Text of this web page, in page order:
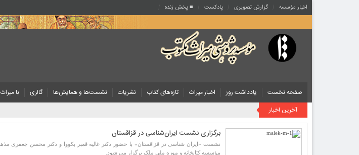
اخبار مؤسسه گزارش تصویری پادکست‌ ■ پخش زنده
صفحه نخست یادداشت روز اخبار میراث تازه‌های کتاب نشریات نشست‌ها و همایش‌ها گالری با میراث
آخرین اخبار
برگزاری نشست ایران‌شناسی در قزاقستان
مؤسسه کتابخانه و موزه ملی ملک برگزار می شود.